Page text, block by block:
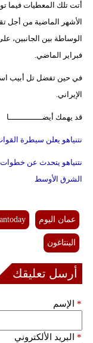
أتت تلك المعطيات فيما
الأشهر الماضية من
فبراير الماضي.
في حين تفضل تل أبيب
الإيراني.
قد يهمك أيضــــــــــــــا
نتنياهو يعلن سيطرة القوات
نتنياهو يتحدث عن خطوات
الشرق الأوسط
عمان اليوم
البنتاغون
أرسل تعليقك
الإسم *
البريد الألكتروني *